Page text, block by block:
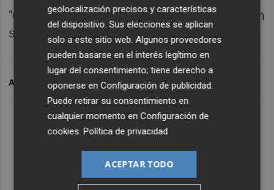
“Como estemos relajados nos pueden dar un
susto”, finalizó.
ARCHIVADO EN HERCULES CF
geolocalización precisos y características
del dispositivo. Sus elecciones se aplican
solo a este sitio web. Algunos proveedores
pueden basarse en el interés legítimo en
lugar del consentimiento; tiene derecho a
oponerse enConfiguración de publicidad
Puede retirar su consentimiento en
cualquier momento enConfiguración de
cookies .Política de privacidad
ACEPTAR TODO